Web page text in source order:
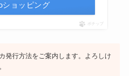
ショッピング
ポチップ
発行方法をご案内します。よろしけ